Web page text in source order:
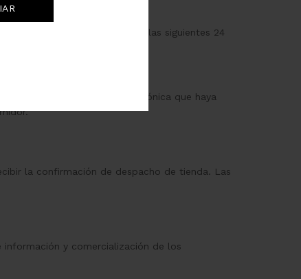
oportuna al cliente en las siguientes 24
a la misma dirección electrónica que haya
la confirmación de despacho de tienda. Las
y comercialización de los